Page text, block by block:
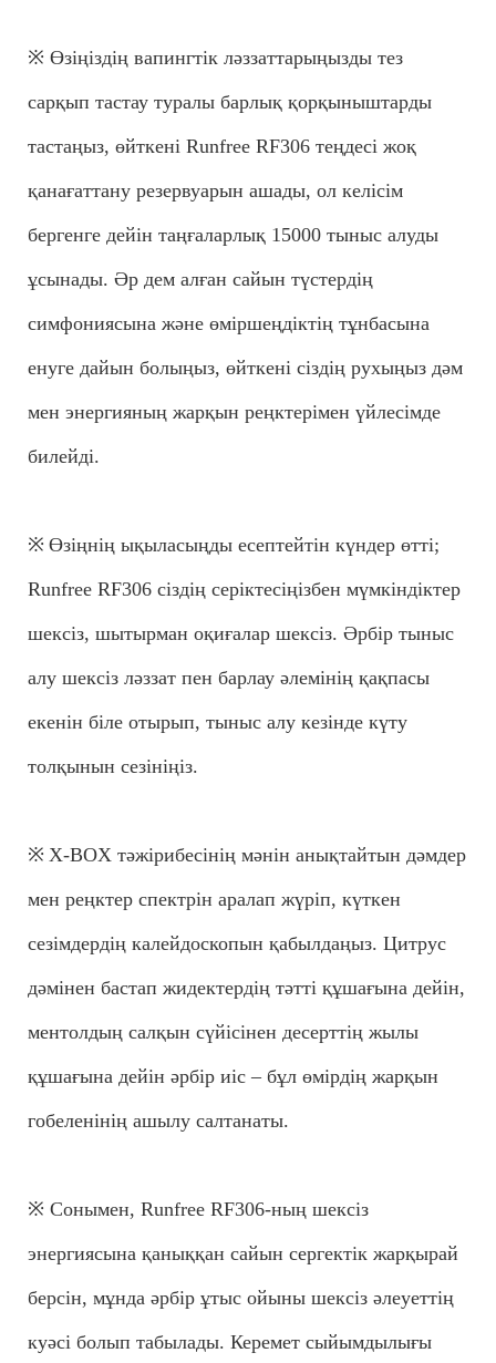
※ Өзіңіздің вапингтік ләззаттарыңызды тез
сарқып тастау туралы барлық қорқыныштарды
тастаңыз, өйткені Runfree RF306 теңдесі жоқ
қанағаттану резервуарын ашады, ол келісім
бергенге дейін таңғаларлық 15000 тыныс алуды
ұсынады. Әр дем алған сайын түстердің
симфониясына және өміршеңдіктің тұнбасына
енуге дайын болыңыз, өйткені сіздің рухыңыз дәм
мен энергияның жарқын реңктерімен үйлесімде
билейді.
※ Өзіңнің ықыласыңды есептейтін күндер өтті;
Runfree RF306 сіздің серіктесіңізбен мүмкіндіктер
шексіз, шытырман оқиғалар шексіз. Әрбір тыныс
алу шексіз ләззат пен барлау әлемінің қақпасы
екенін біле отырып, тыныс алу кезінде күту
толқынын сезініңіз.
※ X-BOX тәжірибесінің мәнін анықтайтын дәмдер
мен реңктер спектрін аралап жүріп, күткен
сезімдердің калейдоскопын қабылдаңыз. Цитрус
дәмінен бастап жидектердің тәтті құшағына дейін,
ментолдың салқын сүйісінен десерттің жылы
құшағына дейін әрбір иіс – бұл өмірдің жарқын
гобеленінің ашылу салтанаты.
※ Сонымен, Runfree RF306-ның шексіз
энергиясына қаныққан сайын сергектік жарқырай
берсін, мұнда әрбір ұтыс ойыны шексіз әлеуеттің
куәсі болып табылады. Керемет сыйымдылығы